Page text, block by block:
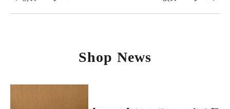
Shop News